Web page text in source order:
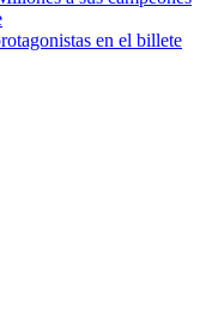
en el billete